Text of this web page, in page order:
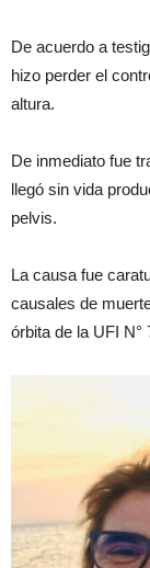
De acuerdo a
hizo perder el
altura.
De inmediato fue
llegó sin vida
pelvis.
La causa fue
causales de
órbita de la UFI N°